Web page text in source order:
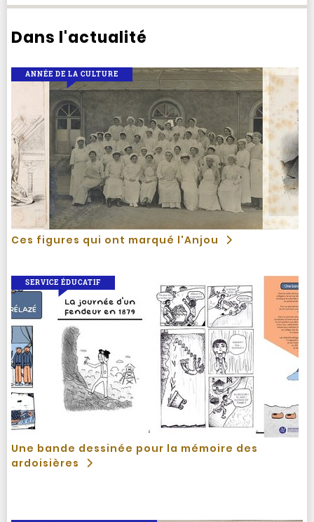
Dans l'actualité
Ces figures qui ont marqué l'Anjou
ANNÉE DE LA CULTURE
Une bande dessinée pour la mémoire des
ardoisières
SERVICE ÉDUCATIF